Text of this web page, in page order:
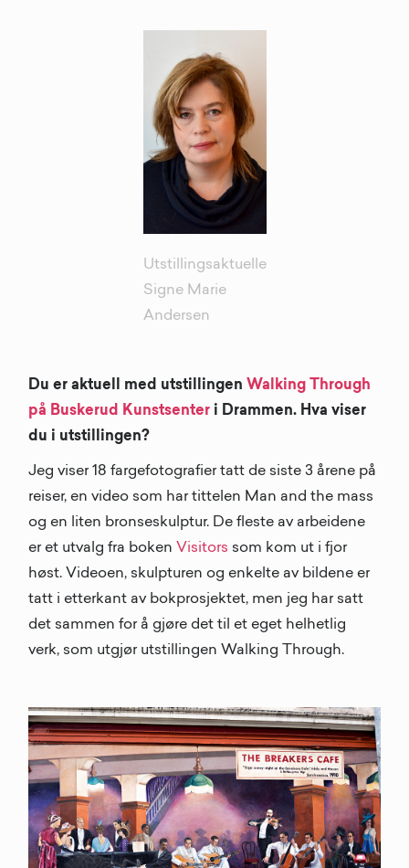
Utstillingsaktuelle
Signe Marie
Andersen
Du er aktuell med utstillingen Walking Through
på Buskerud Kunstsenter i Drammen. Hva viser
du i utstillingen?
Jeg viser 18 fargefotografier tatt de siste 3 årene på
reiser, en video som har tittelen Man and the mass
og en liten bronseskulptur. De fleste av arbeidene
er et utvalg fra boken Visitors som kom ut i fjor
høst. Videoen, skulpturen og enkelte av bildene er
tatt i etterkant av bokprosjektet, men jeg har satt
det sammen for å gjøre det til et eget helhetlig
verk, som utgjør utstillingen Walking Through.